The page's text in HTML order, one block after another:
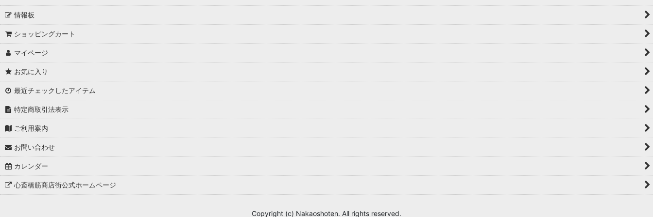
情報板
ショッピングカート
マイページ
お気に入り
最近チェックしたアイテム
特定商取引法表示
ご利用案内
お問い合わせ
カレンダー
心斎橋筋商店街公式ホームページ
Copyright (c) Nakaoshoten. All rights reserved.